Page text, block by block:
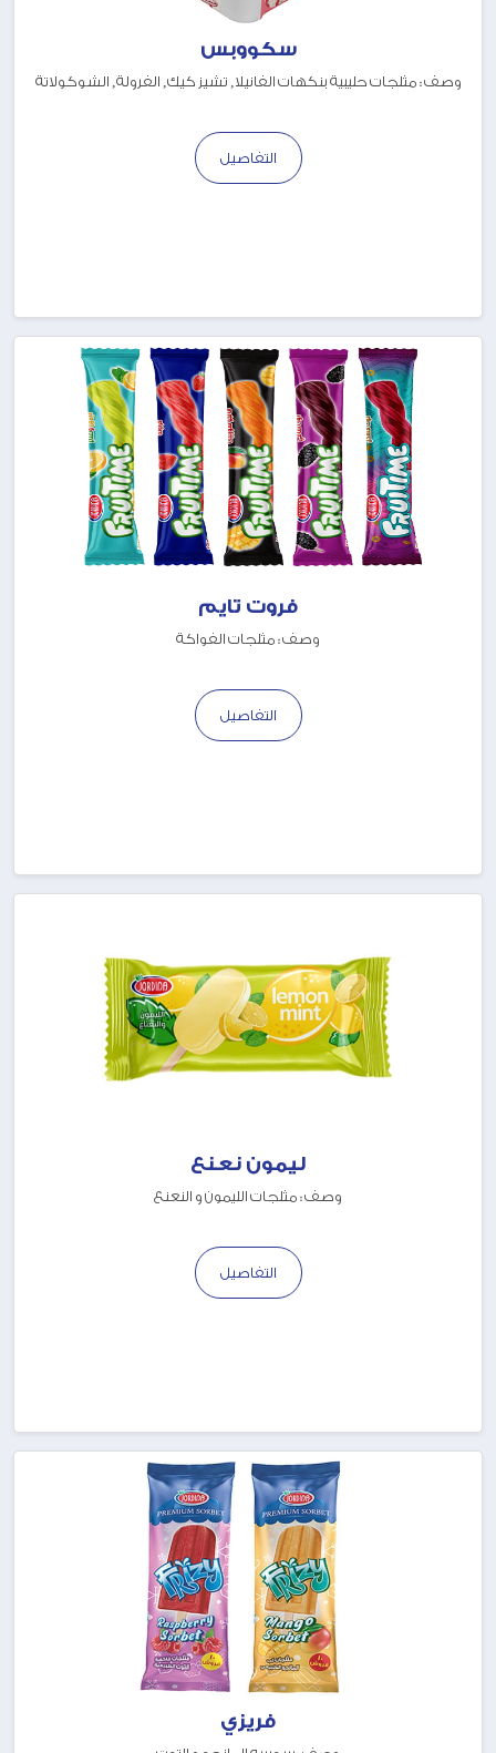
سكووبس
وصف : مثلجات حليبية بنكهات الفانيلا, تشيز كيك, الفرولة, الشوكولاتة
التفاصيل
فروت تايم
وصف : مثلجات الفواكة
التفاصيل
ليمون نعنع
وصف : مثلجات الليمون و النعنع
التفاصيل
فريزي